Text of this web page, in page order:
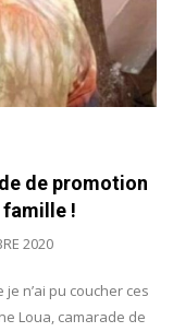
de promotion
famille !
2020
n’ai pu coucher ces
Loua, camarade de